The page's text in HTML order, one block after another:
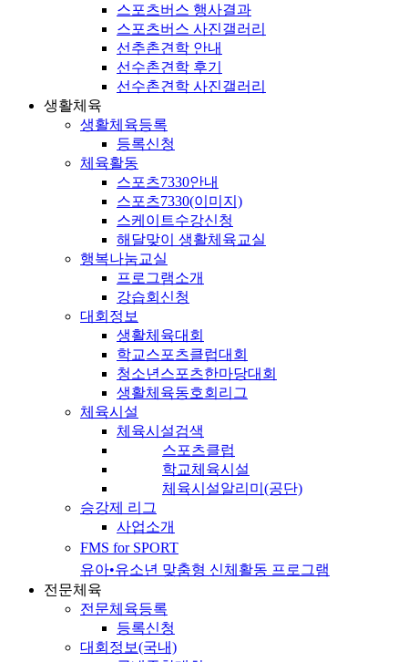
스포츠버스 행사결과
스포츠버스 사진갤러리
선추촌견학 안내
선수촌견학 후기
선수촌견학 사진갤러리
생활체육
생활체육등록
등록신청
체육활동
스포츠7330안내
스포츠7330(이미지)
스케이트수강신청
해달맞이 생활체육교실
행복나눔교실
프로그램소개
강습회신청
대회정보
생활체육대회
학교스포츠클럽대회
청소년스포츠한마당대회
생활체육동호회리그
체육시설
체육시설검색
스포츠클럽
학교체육시설
체육시설알리미(공단)
승강제 리그
사업소개
FMS for SPORT
유아•유소년 맞춤형 신체활동 프로그램
전문체육
전문체육등록
등록신청
대회정보(국내)